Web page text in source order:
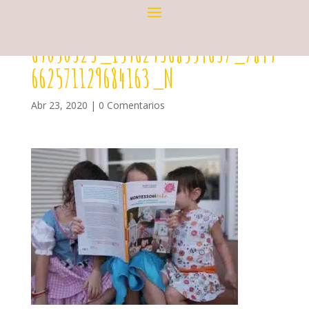
69050323_159629368554637_7849
662571129684163_N
Abr 23, 2020 | 0 Comentarios